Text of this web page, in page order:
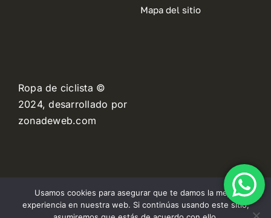
Mapa del sitio
Ropa de ciclista ©
2024, desarrollado por
zonadeweb.com
Usamos cookies para asegurar que te damos la mejor
experiencia en nuestra web. Si continúas usando este sitio,